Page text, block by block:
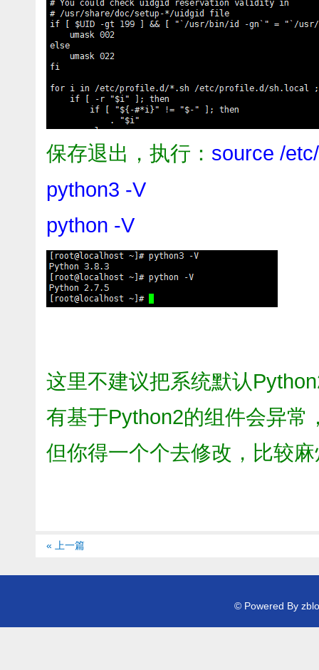
保存退出，执行： source /
python3 -V
python -V
这里不建议把系统默认
有基于Python2的组件会异常
但你得一个个去修改，比较
« 上一篇
© Powered By